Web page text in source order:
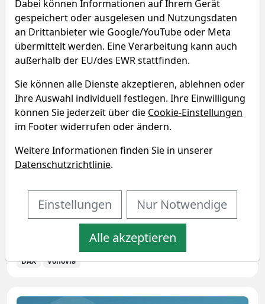
aktien Magazin
19.05.20 15:49
Analystenempfehlungen
Vonovia – Deutschlands
Wohnungsimmobilien-Riese zeigt sich
Corona-resistent und Analysten sehen bis
zu 30 % Kurspotenzial
In Crashs am Aktienmarkt kommen die Titel meist
kollektiv unter die Räder. Es wird verkauft, was das
Zeug hält. Auf einmal will niemand mehr Kaufen-
und-Liegenlassen-Anleger sein. "Nur Bares ist...
DAX Vonovia
Dabei können Informationen auf Ihrem Gerät
gespeichert oder ausgelesen und Nutzungsdaten
an Drittanbieter wie Google/YouTube oder Meta
übermittelt werden. Eine Verarbeitung kann auch
außerhalb der EU/des EWR stattfinden.
Sie können alle Dienste akzeptieren, ablehnen oder
Ihre Auswahl individuell festlegen. Ihre Einwilligung
können Sie jederzeit über die Cookie-Einstellungen
im Footer widerrufen oder ändern.
Weitere Informationen finden Sie in unserer
Datenschutzrichtlinie.
Einstellungen Nur Notwendige
Alle akzeptieren